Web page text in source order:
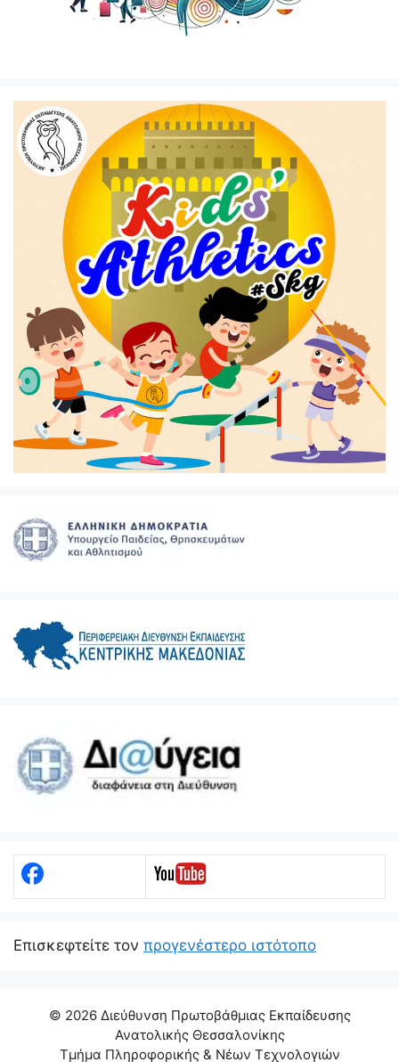
Eπισκεφτείτε τον προγενέστερο ιστότοπο
© 2026 Διεύθυνση Πρωτοβάθμιας Εκπαίδευσης
Ανατολικής Θεσσαλονίκης
Τμήμα Πληροφορικής & Νέων Τεχνολογιών